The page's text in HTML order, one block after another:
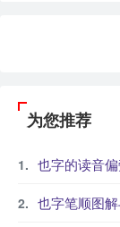
为您推荐
也字的读音
也字笔顺图